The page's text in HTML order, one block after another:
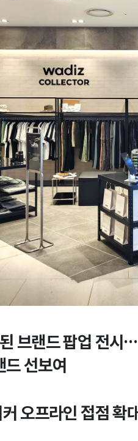
브랜드 팝업 전시
드 선보여
오프라인 접점 확